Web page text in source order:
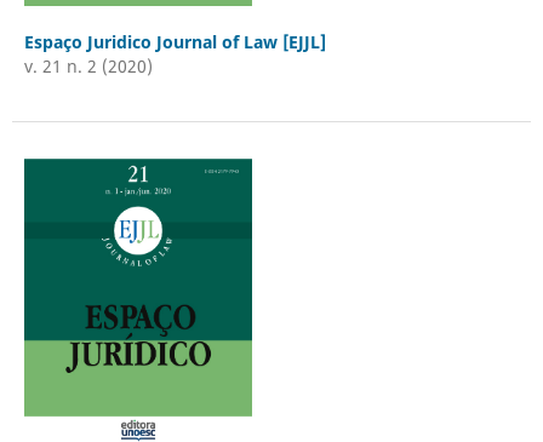
Espaço Juridico Journal of Law [EJJL]
v. 21 n. 2 (2020)